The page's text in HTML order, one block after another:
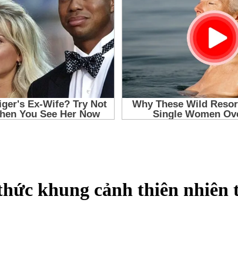
khung cảnh thiên nhiên